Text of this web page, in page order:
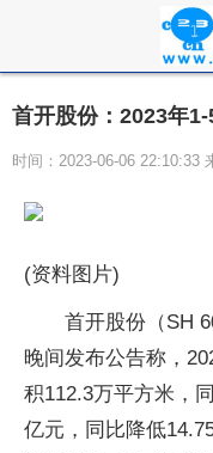
首开股份：2023年
时间：2023-06-06 22:10:33
(资料图片)
首开股份（SH
晚间发布公告称，
积112.3万平方米，
亿元，同比降低